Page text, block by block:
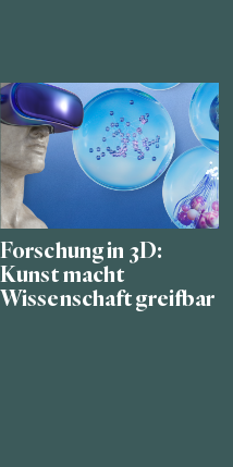
Forschung in 3D:
Kunst macht
Wissenschaft greifbar